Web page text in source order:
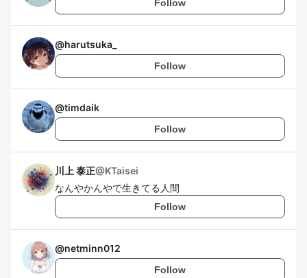
Follow
@harutsuka_
Follow
@timdaik
Follow
川上 泰正@KTaisei
なんやかんやで生きてる人間
Follow
@netminn012
Follow